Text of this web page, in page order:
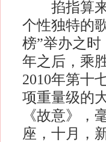
掐指算来
个性独特的
榜”举办之
年之后，乘
2010年第十
项重量级的
《故意》，
座，十月，